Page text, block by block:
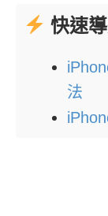
快速
法